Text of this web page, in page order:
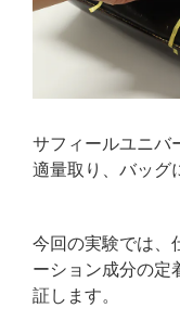
サフィールユニバ
適量取り、バッグ
今回の実験では、
ーション成分の定
証します。